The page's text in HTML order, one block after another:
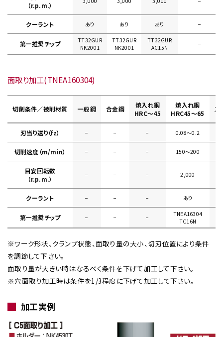
（r.p.m.）
クーラント あり あり あり −
第一推奨チップ
TT32GUR
NK2001
TT32GUR
NK2001
TT32GUR
AC15N
−
面取り加工(TNEA160304)
切削条件／被削材質 一般鋼 合金鋼
焼入れ鋼
HRC～45
焼入れ鋼
HRC45～65
ス
刃当り送り（fz） − − − 0.08〜0.2
切削速度（m/min） − − − 150〜200
目安回転数
（r.p.m.）
− − − 2,000
クーラント − − − あり
第一推奨チップ − − −
TNEA16304
TC16N
※ワーク形状、クランプ状態、面取り量の大小、切刃位置により条件
を調節して下さい。
面取り量が大きい時はなるべく条件を下げて加工して下さい。
※穴面取り加工時は条件を1/3程度に下げて加工して下さい。
加工実例